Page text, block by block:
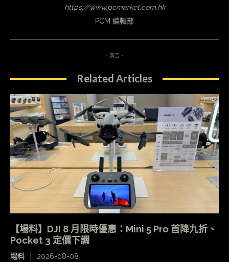
https://www.pcmarket.com.hk
PCM 編輯部
- 廣告 -
Related Articles
【場料】DJI 8 月限時優惠：Mini 5 Pro 首降九折、
Pocket 3 定價下調
場料 2026-08-08